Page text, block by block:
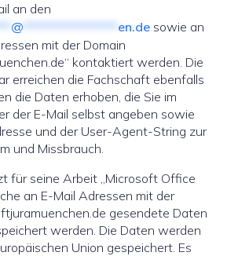
an den
@ *************** en.de sowie an
mit der Domain
kontaktiert werden. Die
erreichen die Fachschaft ebenfalls
die Daten erhoben, die Sie im
der E-Mail selbst angeben sowie
und der User-Agent-String zur
und Missbrauch.
für seine Arbeit „Microsoft Office
an E-Mail Adressen mit der
gesendete Daten
werden. Die Daten werden
Union gespeichert. Es